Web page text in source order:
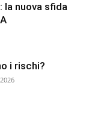
la nuova sfida
i rischi?